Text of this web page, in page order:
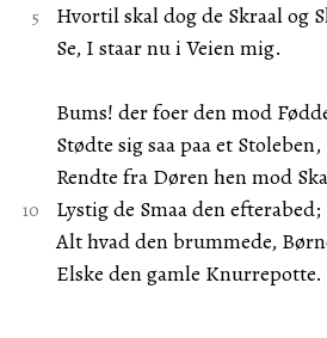
Hvortil skal dog de Skraal og
Se, I staar nu i Veien mig.
Bums! der foer den mod
Stødte sig saa paa et Stoleben,
Rendte fra Døren hen mod
Lystig de Smaa den efterabed;
Alt hvad den brummede,
Elske den gamle Knurrepotte.